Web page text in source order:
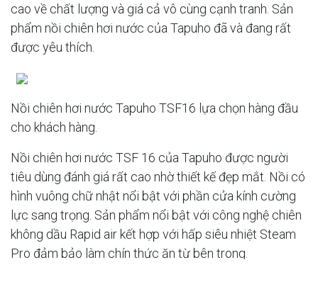
cao về chất lượng và giá cả vô cùng cạnh tranh. Sản
phẩm nồi chiên hơi nước của Tapuho đã và đang rất
được yêu thích.
Nồi chiên hơi nước Tapuho TSF16 lựa chọn hàng đầu
cho khách hàng.
Nồi chiên hơi nước TSF 16 của Tapuho được người
tiêu dùng đánh giá rất cao nhờ thiết kế đẹp mắt. Nồi có
hình vuông chữ nhật nổi bật với phần cửa kính cường
lực sang trọng. Sản phẩm nổi bật với công nghệ chiên
không dầu Rapid air kết hợp với hấp siêu nhiệt Steam
Pro đảm bảo làm chín thức ăn từ bên trong.